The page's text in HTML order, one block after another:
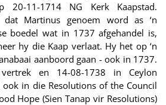
20-11-1714 NG Kerk Kaapstad.
Martinus genoem word as ‘n
boedel wat in 1737 afgehandel is,
hy die Kaap verlaat. Hy het op ‘n
aanboord gaan - ook in 1737.
en 14-08-1738 in Ceylon
in die Resolutions of the Council
Hope (Sien Tanap vir Resolutions)